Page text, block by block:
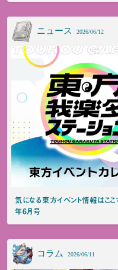
ニュース 2026/06/12
気になる東方イベント情報はこ
年6月号
コラム 2026/06/11